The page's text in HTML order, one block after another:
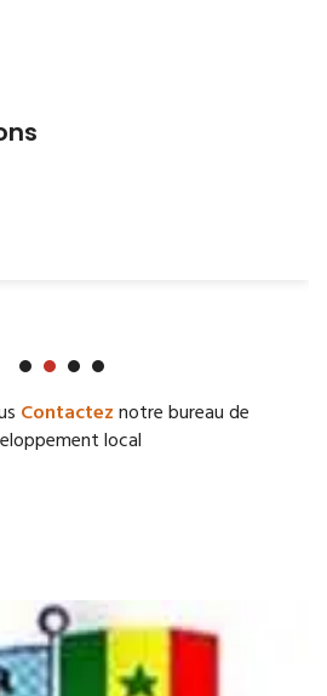
Contacteznotre bureau de
local